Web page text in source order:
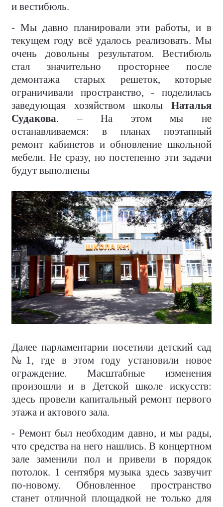
и вестибюль.
- Мы давно планировали эти работы, и в
текущем году всё удалось реализовать. Мы
очень довольны результатом. Вестибюль
стал значительно просторнее после
демонтажа старых решеток, которые
ограничивали пространство, - поделилась
заведующая хозяйством школы Наталья
Судакова. – На этом мы не
останавливаемся: в планах поэтапный
ремонт кабинетов и обновление школьной
мебели. Не сразу, но постепенно эти задачи
будут выполнены
Далее парламентарии посетили детский сад
№1, где в этом году установили новое
ограждение. Масштабные изменения
произошли и в Детской школе искусств:
здесь провели капитальный ремонт первого
этажа и актового зала.
- Ремонт был необходим давно, и мы рады,
что средства на него нашлись. В концертном
зале заменили пол и привели в порядок
потолок. 1 сентября музыка здесь зазвучит
по-новому. Обновленное пространство
станет отличной площадкой не только для